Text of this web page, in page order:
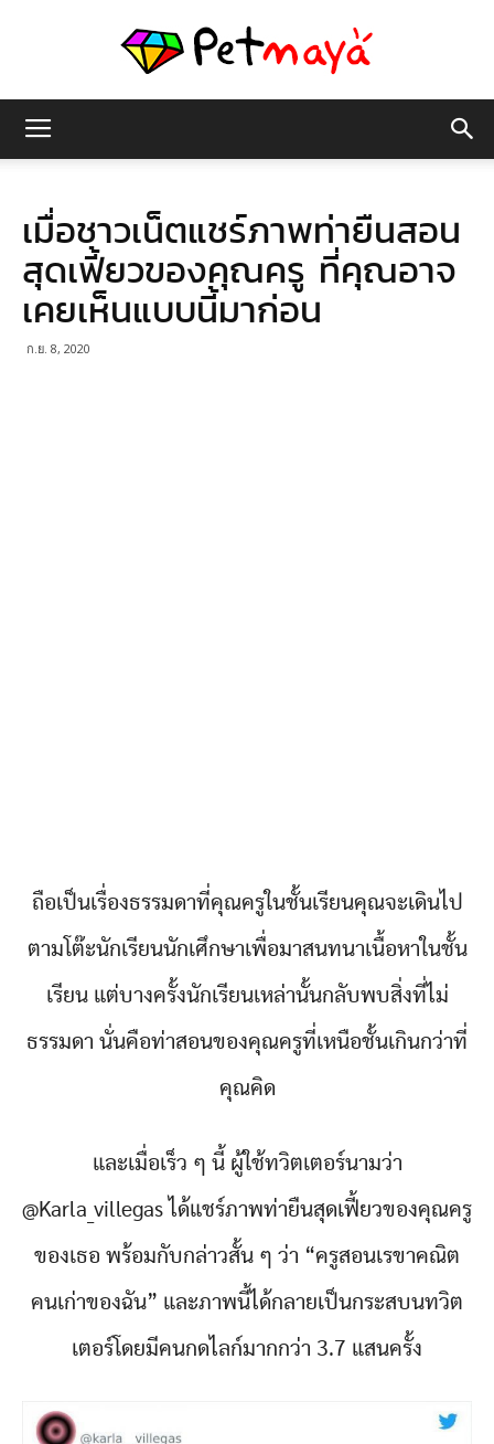
มายา
เมื่อชาวเน็ตแชร์ภาพท่ายืนสอน
สุดเฟี้ยวของคุณครู ที่คุณอาจ
เคยเห็นแบบนี้มาก่อน
ก.ย. 8, 2020
ถือเป็นเรื่องธรรมดาที่คุณครูในชั้นเรียนคุณจะเดินไป
ตามโต๊ะนักเรียนนักเศึกษาเพื่อมาสนทนาเนื้อหาในชั้น
เรียน แต่บางครั้งนักเรียนเหล่านั้นกลับพบสิ่งที่ไม่
ธรรมดา นั่นคือท่าสอนของคุณครูที่เหนือชั้นเกินกว่าที่
คุณคิด
และเมื่อเร็ว ๆ นี้ ผู้ใช้ทวิตเตอร์นามว่า
@Karla_villegas ได้แชร์ภาพท่ายืนสุดเฟี้ยวของคุณครู
ของเธอ พร้อมกับกล่าวสั้น ๆ ว่า “ครูสอนเรขาคณิต
คนเก่าของฉัน” และภาพนี้ได้กลายเป็นกระสบนทวิต
เตอร์โดยมีคนกดไลก์มากกว่า 3.7 แสนครั้ง